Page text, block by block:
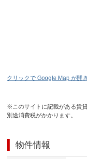
クリックで Google Map が開き
※このサイトに記載がある賃
別途消費税がかかります。
物件情報